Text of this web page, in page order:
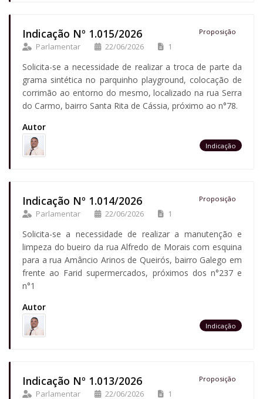
Indicação Nº 1.015/2026 Proposição
Parlamentar 22/06/2026 1
Solicita-se a necessidade de realizar a troca de parte da
grama sintética no parquinho playground, colocação de
corrimão ao entorno do mesmo, localizado na rua Serra
do Carmo, bairro Santa Rita de Cássia, próximo ao n°78.
Autor
Indicação
Indicação Nº 1.014/2026 Proposição
Parlamentar 22/06/2026 1
Solicita-se a necessidade de realizar a manutenção e
limpeza do bueiro da rua Alfredo de Morais com esquina
para a rua Amâncio Arinos de Queirós, bairro Galego em
frente ao Farid supermercados, próximos dos n°237 e
n°1
Autor
Indicação
Indicação Nº 1.013/2026 Proposição
Parlamentar 22/06/2026 1